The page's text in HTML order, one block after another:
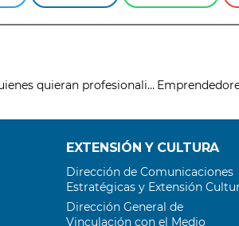
USM lanza Curso para quienes quieran profesionalizar la labor del mentoring
EXTENSIÓN Y CULTURA
Dirección de Comunicaciones
Estratégicas y Extensión
Dirección General de
Vinculación con el Medio